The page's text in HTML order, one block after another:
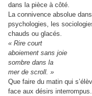
dans la pièce à côté.
La connivence absolue
psychologies, les
chauds ou glacés.
« Rire court
aboiement sans joie
sombre dans la
mer de scroll. »
Que faire du matin qui
face aux désirs interrompus.